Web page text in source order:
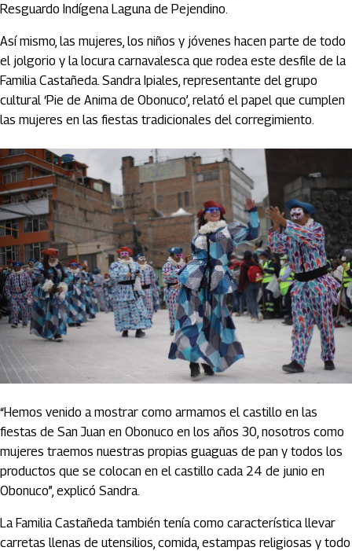
Resguardo Indígena Laguna de Pejendino.
Así mismo, las mujeres, los niños y jóvenes hacen parte de todo
el jolgorio y la locura carnavalesca que rodea este desfile de la
Familia Castañeda. Sandra Ipiales, representante del grupo
cultural ‘Pie de Anima de Obonuco’, relató el papel que cumplen
las mujeres en las fiestas tradicionales del corregimiento.
“Hemos venido a mostrar como armamos el castillo en las
fiestas de San Juan en Obonuco en los años 30, nosotros como
mujeres traemos nuestras propias guaguas de pan y todos los
productos que se colocan en el castillo cada 24 de junio en
Obonuco”, explicó Sandra.
La Familia Castañeda también tenía como característica llevar
carretas llenas de utensilios, comida, estampas religiosas y todo